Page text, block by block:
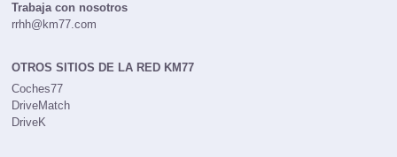
Trabaja con nosotros
rrhh@km77.com
OTROS SITIOS DE LA RED KM77
Coches77
DriveMatch
DriveK